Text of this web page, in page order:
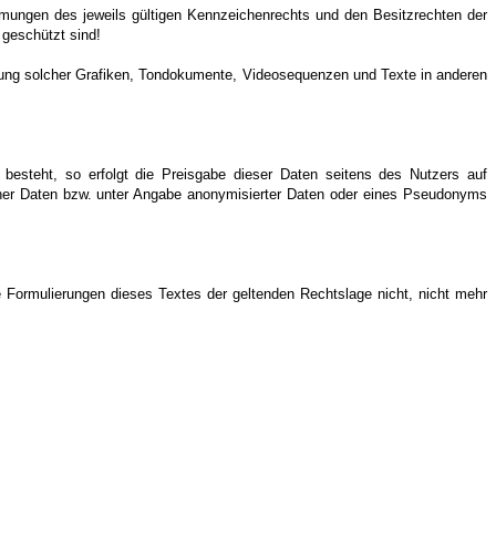
des jeweils gültigen Kennzeichenrechts und den Besitzrechten der
sind!
solcher Grafiken, Tondokumente, Videosequenzen und Texte in anderen
besteht, so erfolgt die Preisgabe dieser Daten seitens des Nutzers auf
Daten bzw. unter Angabe anonymisierter Daten oder eines Pseudonyms
dieses Textes der geltenden Rechtslage nicht, nicht mehr